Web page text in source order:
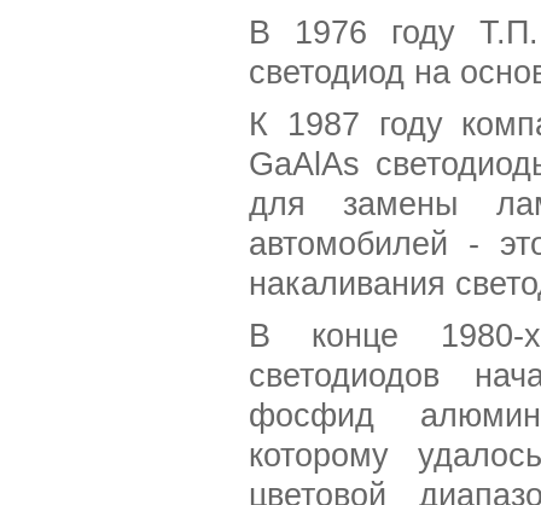
В 1976 году Т.П.
светодиод на
К 1987 году
GaAlAs
для замены
автомобилей -
накаливания
В конце 1980-
светодиодов
фосфид
которому
цветовой